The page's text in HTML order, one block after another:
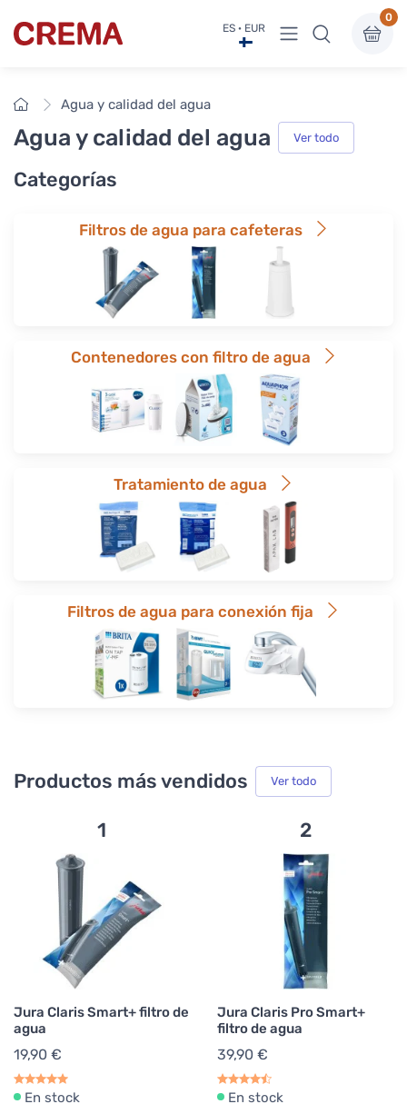
Crema ES · EUR Ver menú
0
InicioAgua y calidad del agua
Agua y calidad del agua Ver todo
Categorías
Filtros de agua para cafeteras
Contenedores con filtro de agua
Tratamiento de agua
Filtros de agua para conexión fija
Productos más vendidos Ver todo
1
Jura Claris Smart+ filtro de
agua
19,90 €
En stock
2
Jura Claris Pro Smart+
filtro de agua
39,90 €
En stock